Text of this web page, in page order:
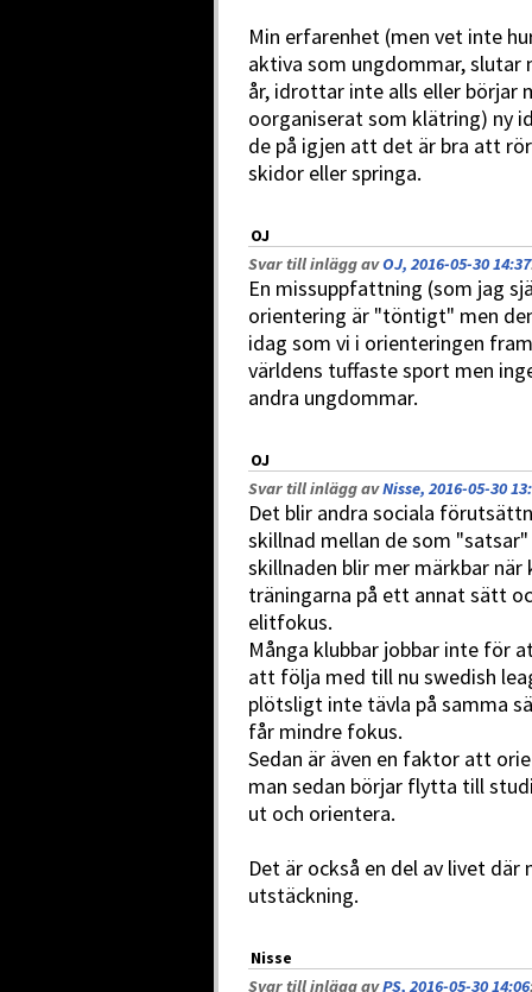
Min erfarenhet (men vet inte
aktiva som ungdommar,
år, idrottar inte alls eller börjar
oorganiserat som klätring) ny
de på igjen att det är bra att
skidor eller springa.
OJ
Svar till inlägg avOJ, 2016-05-30 14:37
En missuppfattning (som jag
orientering är "töntigt" men
idag som vi i orienteringen
världens tuffaste sport men
andra ungdommar.
OJ
Svar till inlägg avNisse, 2016-05-30
Det blir andra sociala
skillnad mellan de som
skillnaden blir mer märkbar
träningarna på ett annat sätt
elitfokus.
Många klubbar jobbar inte för
att följa med till nu swedish
plötsligt inte tävla på samma
får mindre fokus.
Sedan är även en faktor att
man sedan börjar flytta till
ut och orientera.
Det är också en del av livet
utstäckning.
Nisse
Svar till inlägg avPS, 2016-05-30 14:06